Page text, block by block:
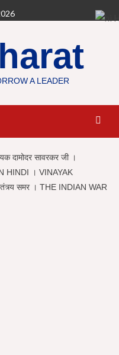
A LEADER
दामोदर सावरकर जी ।
HINDI । VINAYAK
समर । THE INDIAN WAR